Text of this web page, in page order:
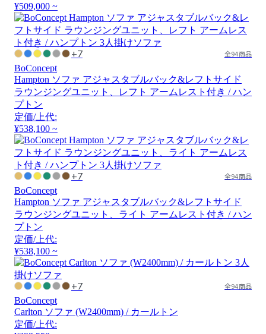
¥509,000 ~
+7 全94商品
BoConcept
Hampton ソファ アジャスタブルバック&レフトサイド
ラウンジングユニット、レフト アームレスト付き / ハン
プトン
定価/上代:
¥538,100 ~
+7 全94商品
BoConcept
Hampton ソファ アジャスタブルバック&レフトサイド
ラウンジングユニット、ライト アームレスト付き / ハン
プトン
定価/上代:
¥538,100 ~
+7 全94商品
BoConcept
Carlton ソファ (W2400mm) / カールトン
定価/上代: